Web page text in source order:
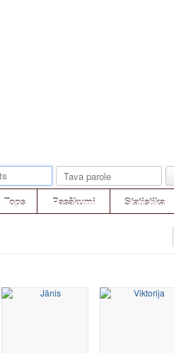
Tops Pasākumi Statistika